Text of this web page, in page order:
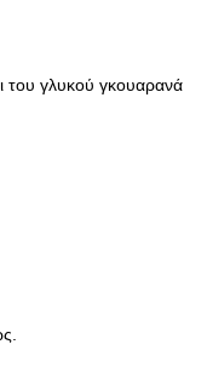
του γλυκού γκουαρανά